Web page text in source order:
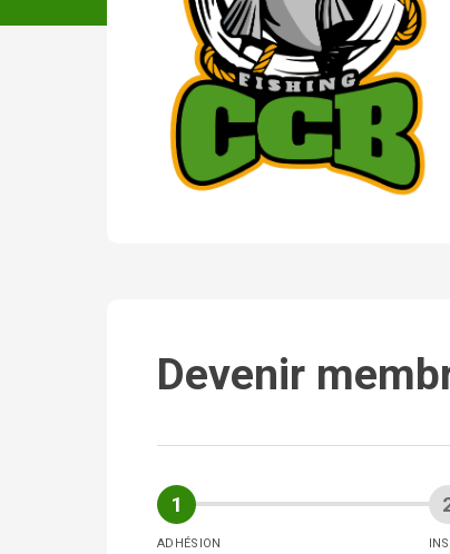
Devenir
ADHÉSION